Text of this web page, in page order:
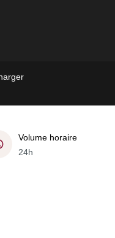
Volume horaire
24h